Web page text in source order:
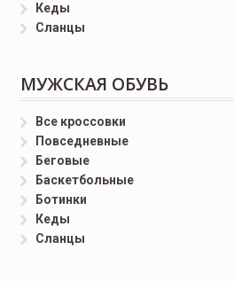
Кеды
Сланцы
МУЖСКАЯ ОБУВЬ
Все кроссовки
Повседневные
Беговые
Баскетбольные
Ботинки
Кеды
Сланцы